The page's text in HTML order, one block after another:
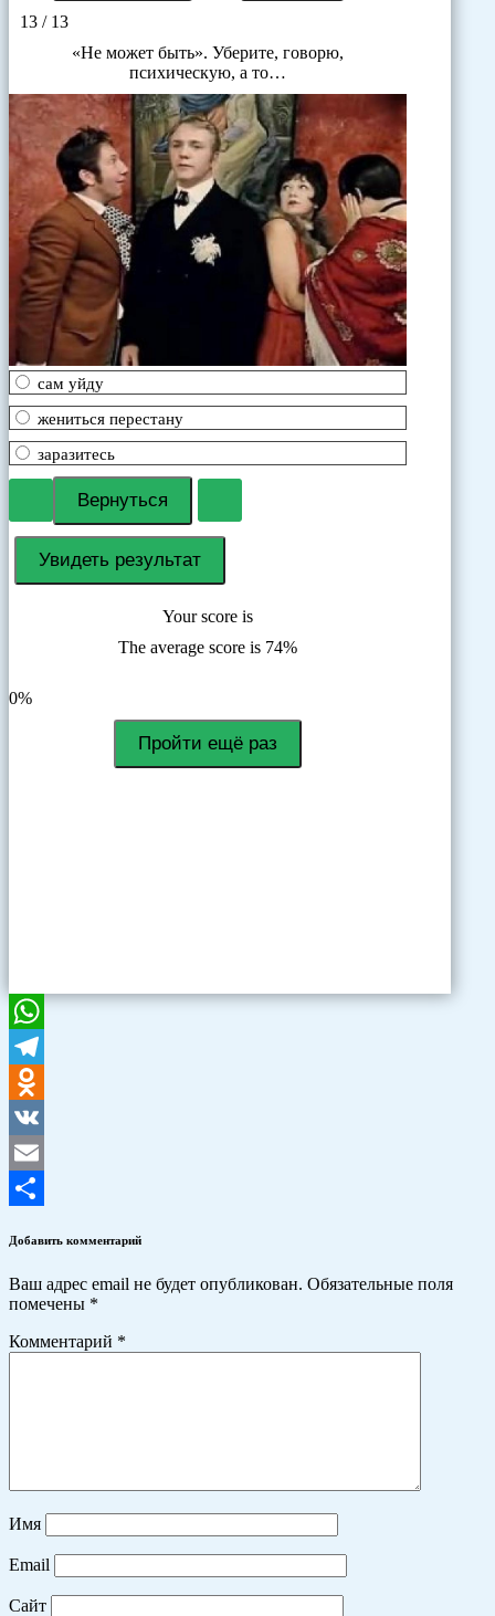
13 / 13
«Не может быть». Уберите, говорю,
психическую, а то…
сам уйду
жениться перестану
заразитесь
Your score is
The average score is 74%
0%
Пройти ещё раз
WhatsApp
Telegram
Odnoklassniki
VK
Email
Добавить комментарий
Ваш адрес email не будет опубликован. Обязательные поля
помечены *
Комментарий *
Имя
Email
Сайт